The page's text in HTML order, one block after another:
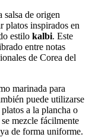
salsa de origen
platos inspirados en
estilo kalbi. Este
entre notas
de Corea del
marinada para
puede utilizarse
a la plancha o
mezcle fácilmente
de forma uniforme.